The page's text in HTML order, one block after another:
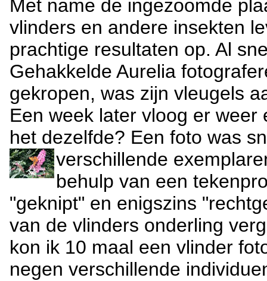
Met name de ingezoomde
vlinders en andere insekten
prachtige resultaten op. Al
Gehakkelde Aurelia
gekropen, was zijn vleugels
Een week later vloog er
het dezelfde? Een foto was
verschillende
behulp van een
"geknipt" en enigszins
van de vlinders onderling
kon ik 10 maal een vlinder
negen verschillende